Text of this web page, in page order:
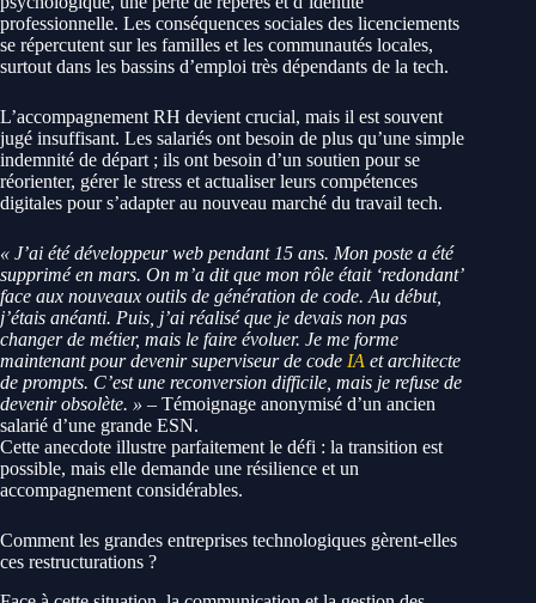
professionnelle. Les conséquences sociales des licenciements
se répercutent sur les familles et les communautés locales,
surtout dans les bassins d’emploi très dépendants de la tech.
L’accompagnement RH devient crucial, mais il est souvent
jugé insuffisant. Les salariés ont besoin de plus qu’une simple
indemnité de départ ; ils ont besoin d’un soutien pour se
réorienter, gérer le stress et actualiser leurs compétences
digitales pour s’adapter au nouveau marché du travail tech.
« J’ai été développeur web pendant 15 ans. Mon poste a été
supprimé en mars. On m’a dit que mon rôle était ‘redondant’
face aux nouveaux outils de génération de code. Au début,
j’étais anéanti. Puis, j’ai réalisé que je devais non pas
changer de métier, mais le faire évoluer. Je me forme
maintenant pour devenir superviseur de code IA et architecte
de prompts. C’est une reconversion difficile, mais je refuse de
devenir obsolète. » – Témoignage anonymisé d’un ancien
salarié d’une grande ESN.
Cette anecdote illustre parfaitement le défi : la transition est
possible, mais elle demande une résilience et un
accompagnement considérables.
Comment les grandes entreprises technologiques gèrent-elles
ces restructurations ?